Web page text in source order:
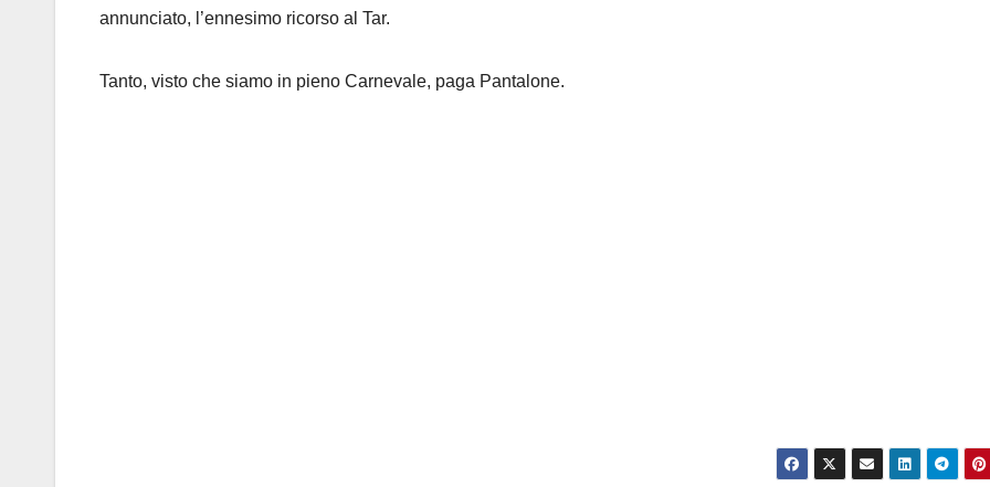
annunciato, l’ennesimo ricorso al Tar.
Tanto, visto che siamo in pieno Carnevale, paga Pantalone.